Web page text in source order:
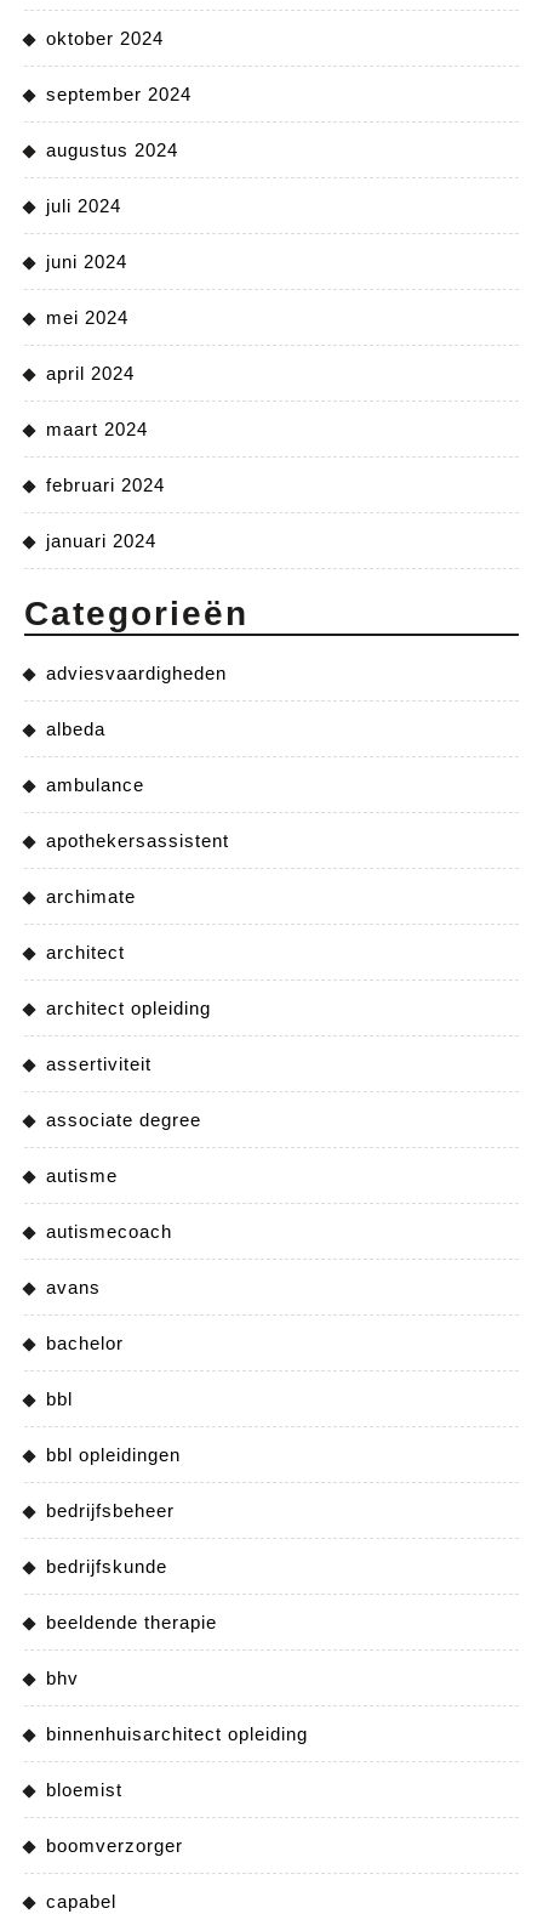
oktober 2024
september 2024
augustus 2024
juli 2024
juni 2024
mei 2024
april 2024
maart 2024
februari 2024
januari 2024
Categorieën
adviesvaardigheden
albeda
ambulance
apothekersassistent
archimate
architect
architect opleiding
assertiviteit
associate degree
autisme
autismecoach
avans
bachelor
bbl
bbl opleidingen
bedrijfsbeheer
bedrijfskunde
beeldende therapie
bhv
binnenhuisarchitect opleiding
bloemist
boomverzorger
capabel